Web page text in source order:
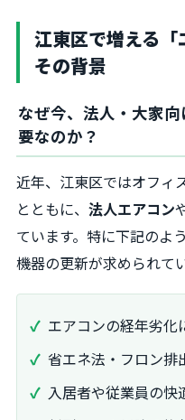
江東区で増える「
その背景
なぜ今、法人・大家
要なのか？
近年、江東区ではオフィ
とともに、 法人エアコン
ています。特に下記のよ
機器の更新が求められて
エアコンの経年劣化
省エネ法・フロン排
入居者や従業員の快